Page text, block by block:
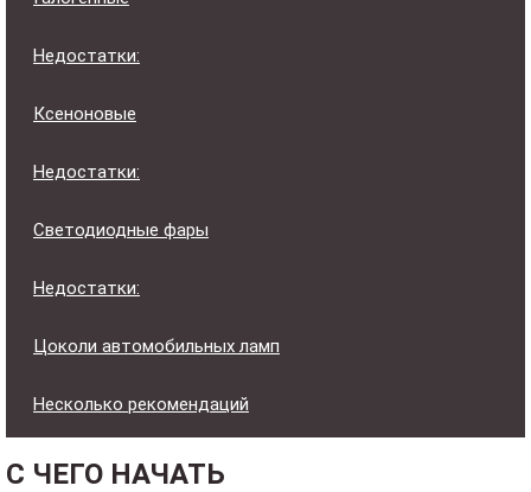
Недостатки:
Ксеноновые
Недостатки:
Светодиодные фары
Недостатки:
Цоколи автомобильных ламп
Несколько рекомендаций
С ЧЕГО НАЧАТЬ